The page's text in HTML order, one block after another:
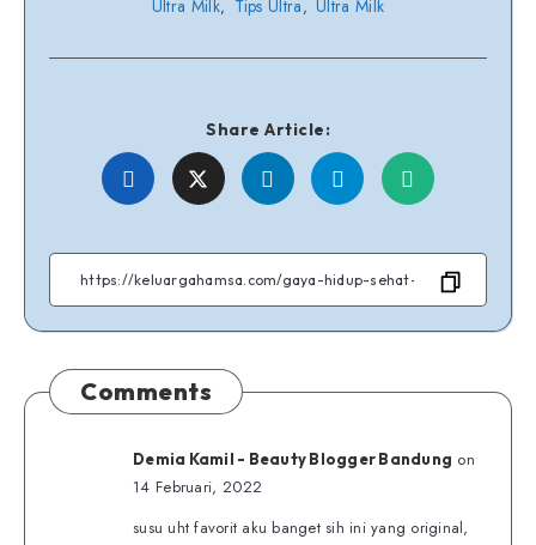
Ultra Milk, Tips Ultra, Ultra Milk
Share Article:
Share
Facebook
Share
Twitter
Share
Linkedin
Share
Telegram
Share
WhatsApp
Comments
Demia Kamil - Beauty Blogger Bandung on
14 Februari, 2022
susu uht favorit aku banget sih ini yang original,